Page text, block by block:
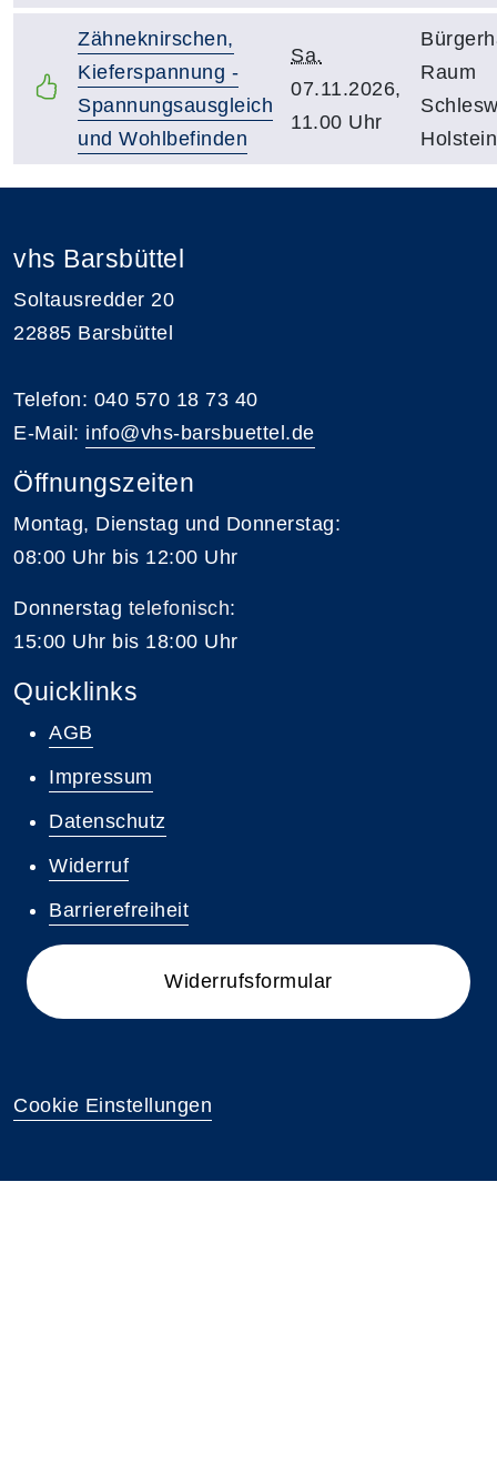
Zähneknirschen,
Kieferspannung -
Spannungsausgleich
und Wohlbefinden
Sa.
07.11.2026,
11.00 Uhr
Raum
Holstein
vhs Barsbüttel
Soltausredder 20
22885 Barsbüttel
Telefon: 040 570 18 73 40
E-Mail: info@vhs-barsbuettel.de
Öffnungszeiten
Montag, Dienstag und Donnerstag:
08:00 Uhr bis 12:00 Uhr
Donnerstag telefonisch:
15:00 Uhr bis 18:00 Uhr
Quicklinks
AGB
Impressum
Datenschutz
Widerruf
Barrierefreiheit
Widerrufsformular
Cookie Einstellungen